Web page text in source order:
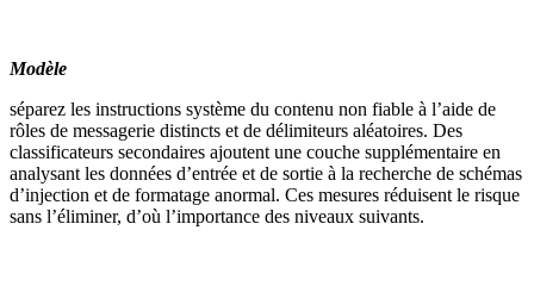
Modèle
séparez les instructions système du contenu non fiable à l’aide de
rôles de messagerie distincts et de délimiteurs aléatoires. Des
classificateurs secondaires ajoutent une couche supplémentaire en
analysant les données d’entrée et de sortie à la recherche de schémas
d’injection et de formatage anormal. Ces mesures réduisent le risque
sans l’éliminer, d’où l’importance des niveaux suivants.